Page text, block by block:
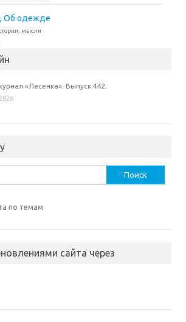
Об одежде
мысли
«Лесенка». Выпуск 442.
по темам
сайта через